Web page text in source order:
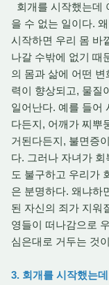
회개를 시작했는데
을 수 없는 일이다.
시작하면 우리 몸 바
나갈 수밖에 없기 때
의 몸과 삶에 어떤
력이 향상되고, 물질
일어난다. 예를 들어
다든지, 어깨가 찌뿌
거된다든지, 불면증
다. 그러나 자녀가
도 불구하고 우리가
은 분명하다. 왜냐하
된 자신의 죄가 지워
영들이 떠나감으로
심은대로 거두는 것
3. 회개를 시작했는